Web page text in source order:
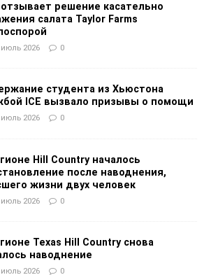
отзывает решение касательно
салата Taylor Farms
июль 2026 0
студента из Хьюстона
ICE вызвало призывы о помощи
июль 2026 0
Hill Country началось
после наводнения,
жизни двух человек
июль 2026 0
Texas Hill Country снова
наводнение
июль 2026 0